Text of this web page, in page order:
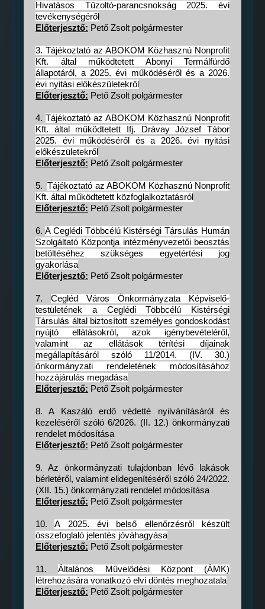
Hivatásos Tűzoltó-parancsnokság 2025. évi
tevékenységéről
Előterjesztő: Pető Zsolt polgármester
3. Tájékoztató az ABOKOM Közhasznú Nonprofit
Kft. által működtetett Abonyi Termálfürdő
állapotáról, a 2025. évi működéséről és a 2026.
évi nyitási előkészületekről
Előterjesztő: Pető Zsolt polgármester
4. Tájékoztató az ABOKOM Közhasznú Nonprofit
Kft. által működtetett Ifj. Drávay József Tábor
2025. évi működéséről és a 2026. évi nyitási
előkészületekről
Előterjesztő: Pető Zsolt polgármester
5. Tájékoztató az ABOKOM Közhasznú Nonprofit
Kft. által működtetett közfoglalkoztatásról
Előterjesztő: Pető Zsolt polgármester
6. A Ceglédi Többcélú Kistérségi Társulás Humán
Szolgáltató Központja intézményvezetői beosztás
betöltéséhez szükséges egyetértési jog
gyakorlása
Előterjesztő: Pető Zsolt polgármester
7. Cegléd Város Önkormányzata Képviselő-
testületének a Ceglédi Többcélú Kistérségi
Társulás által biztosított személyes gondoskodást
nyújtó ellátásokról, azok igénybevételéről,
valamint az ellátások térítési díjainak
megállapításáról szóló 11/2014. (IV. 30.)
önkormányzati rendeletének módosításához
hozzájárulás megadása
Előterjesztő: Pető Zsolt polgármester
8. A Kaszáló erdő védetté nyilvánításáról és
kezeléséről szóló 6/2026. (II. 12.) önkormányzati
rendelet módosítása
Előterjesztő: Pető Zsolt polgármester
9. Az önkormányzati tulajdonban lévő lakások
bérletéről, valamint elidegenítéséről szóló 24/2022.
(XII. 15.) önkormányzati rendelet módosítása
Előterjesztő: Pető Zsolt polgármester
10.A 2025. évi belső ellenőrzésről készült
összefoglaló jelentés jóváhagyása
Előterjesztő: Pető Zsolt polgármester
11.Általános Művelődési Központ (ÁMK)
létrehozására vonatkozó elvi döntés meghozatala
Előterjesztő: Pető Zsolt polgármester